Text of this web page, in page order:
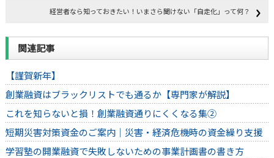
経営者なら知っておきたい！いまさら聞けない「自走化」って何？
関連記事
【謹賀新年】
創業融資はブラックリストでも通るか【専門家が解説】
これを知らないと損！創業融資通りにくくなる集②
短期災害対策資金のご案内｜災害・経済危機時の資金繰り支援
学習塾の開業融資で失敗しないための事業計画書の書き方